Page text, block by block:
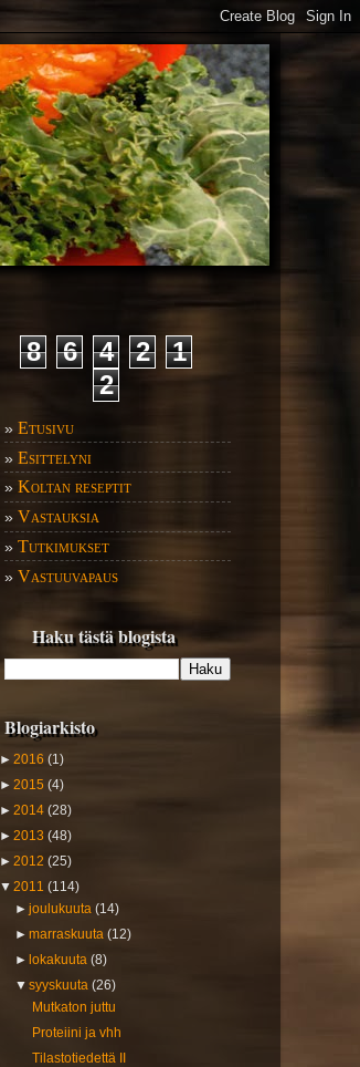
8 6 4 2
1
2
» Etusivu
» Esittelyni
» Koltan reseptit
» Vastauksia
» Tutkimukset
» Vastuuvapaus
Haku tästä blogista
Blogiarkisto
►2016 (1)
►2015 (4)
►2014 (28)
►2013 (48)
►2012 (25)
▼2011 (114)
►joulukuuta(14)
►marraskuuta(12)
►lokakuuta(8)
▼syyskuuta(26)
Mutkaton juttu
Proteiini ja vhh
Tilastotiedettä II